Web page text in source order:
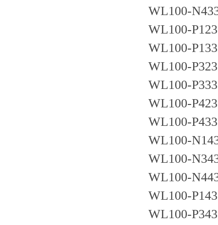
WL100-
WL100-
WL100-
WL100-
WL100-
WL100-
WL100-
WL100-
WL100-
WL100-
WL100-
WL100-